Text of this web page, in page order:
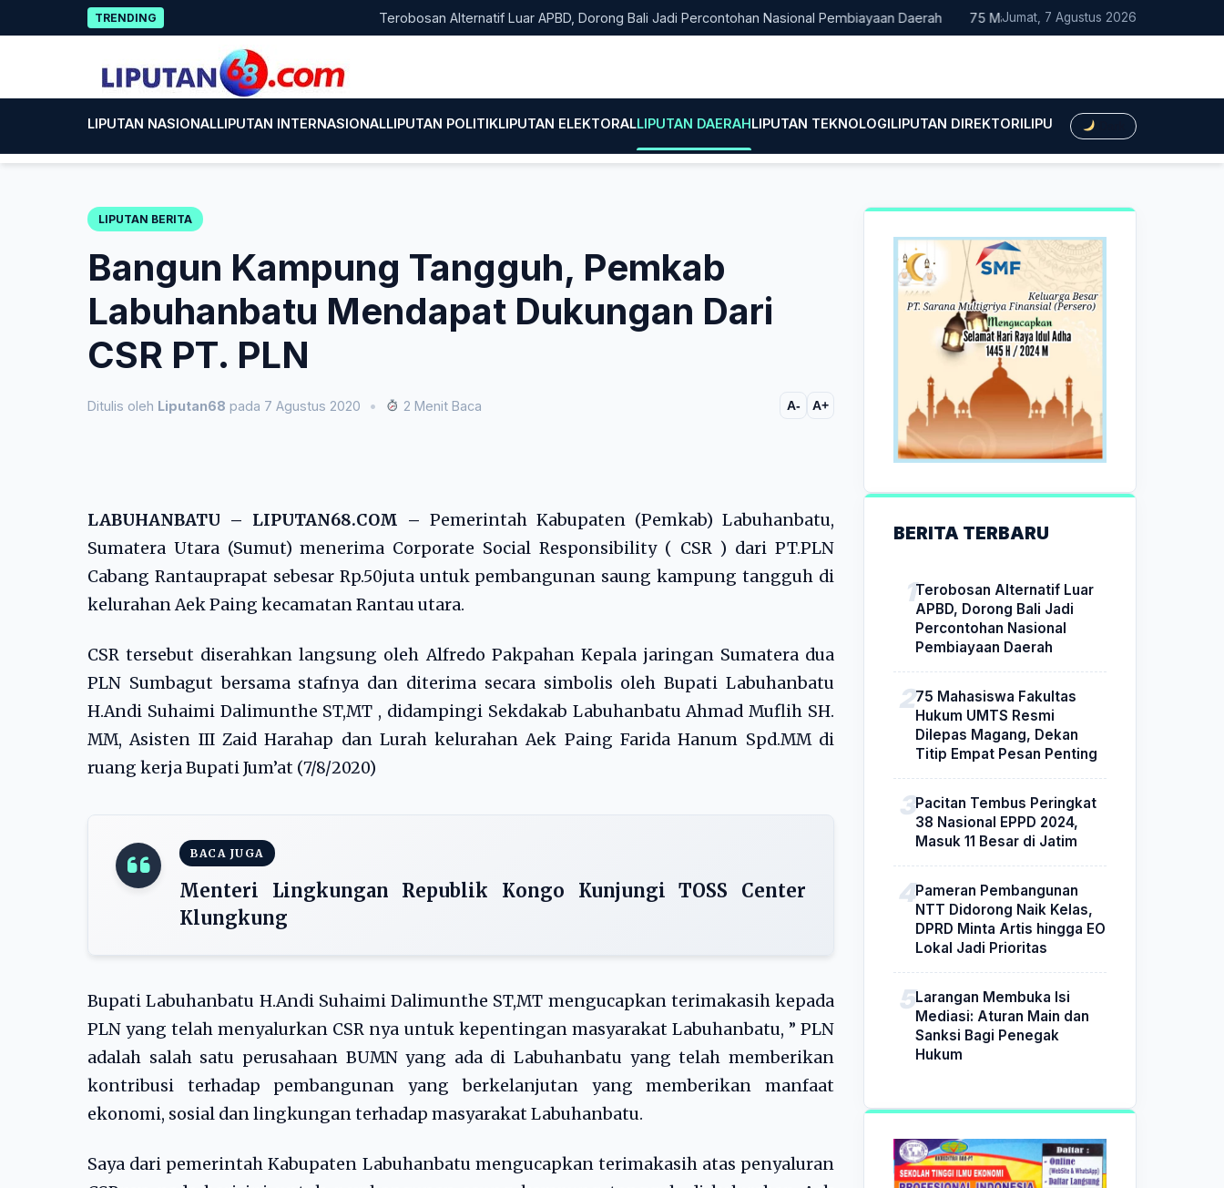
to
TRENDING Terobosan Alternatif Luar APBD, Dorong Bali Jadi Percontohan Nasional Pembiayaan Daerah 75 Mahasiswa Fakultas Hukum UMTS Resmi
Jumat, 7 Agustus 2026
LIPUTAN NASIONALLIPUTAN INTERNASIONALLIPUTAN POLITIKLIPUTAN ELEKTORALLIPUTAN DAERAHLIPUTAN TEKNOLOGILIPUTAN DIREKTORILIPUTAN HUKUMLIPUTAN
LIPUTAN BERITA
Bangun Kampung Tangguh, Pemkab
Labuhanbatu Mendapat Dukungan Dari
CSR PT. PLN
Ditulis oleh Liputan68 pada 7 Agustus 2020 • 2 Menit Baca A- A+
LABUHANBATU – LIPUTAN68.COM – Pemerintah Kabupaten (Pemkab) Labuhanbatu,
Sumatera Utara (Sumut) menerima Corporate Social Responsibility ( CSR ) dari PT.PLN
Cabang Rantauprapat sebesar Rp.50juta untuk pembangunan saung kampung tangguh di
kelurahan Aek Paing kecamatan Rantau utara.
CSR tersebut diserahkan langsung oleh Alfredo Pakpahan Kepala jaringan Sumatera dua
PLN Sumbagut bersama stafnya dan diterima secara simbolis oleh Bupati Labuhanbatu
H.Andi Suhaimi Dalimunthe ST,MT , didampingi Sekdakab Labuhanbatu Ahmad Muflih SH.
MM, Asisten III Zaid Harahap dan Lurah kelurahan Aek Paing Farida Hanum Spd.MM di
ruang kerja Bupati Jum’at (7/8/2020)
BACA JUGA
Menteri Lingkungan Republik Kongo Kunjungi TOSS Center
Klungkung
Bupati Labuhanbatu H.Andi Suhaimi Dalimunthe ST,MT mengucapkan terimakasih kepada
PLN yang telah menyalurkan CSR nya untuk kepentingan masyarakat Labuhanbatu, ” PLN
adalah salah satu perusahaan BUMN yang ada di Labuhanbatu yang telah memberikan
kontribusi terhadap pembangunan yang berkelanjutan yang memberikan manfaat
ekonomi, sosial dan lingkungan terhadap masyarakat Labuhanbatu.
Saya dari pemerintah Kabupaten Labuhanbatu mengucapkan terimakasih atas penyaluran
BERITA TERBARU
Terobosan Alternatif Luar
APBD, Dorong Bali Jadi
Percontohan Nasional
Pembiayaan Daerah
75 Mahasiswa Fakultas
Hukum UMTS Resmi
Dilepas Magang, Dekan
Titip Empat Pesan Penting
Pacitan Tembus Peringkat
38 Nasional EPPD 2024,
Masuk 11 Besar di Jatim
Pameran Pembangunan
NTT Didorong Naik Kelas,
DPRD Minta Artis hingga EO
Lokal Jadi Prioritas
Larangan Membuka Isi
Mediasi: Aturan Main dan
Sanksi Bagi Penegak
Hukum